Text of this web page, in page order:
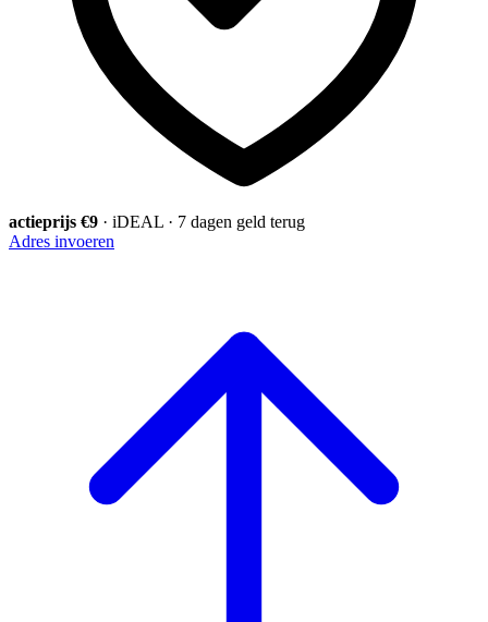
actieprijs €9 · iDEAL · 7 dagen geld terug
Adres invoeren